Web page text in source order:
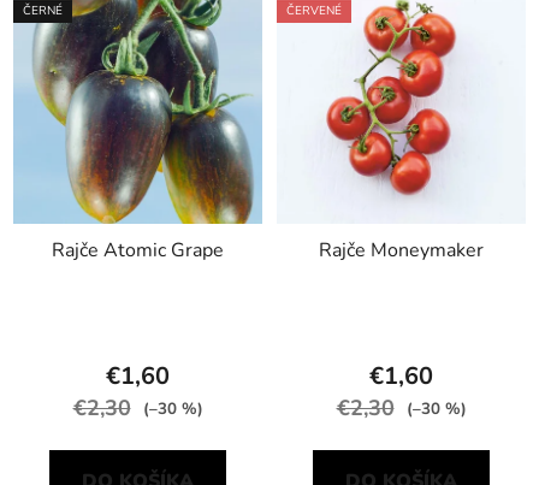
ČERNÉ
Rajče Atomic Grape
€1,60
€2,30 (–30 %)
ČERVENÉ
Rajče Moneymaker
€1,60
€2,30 (–30 %)